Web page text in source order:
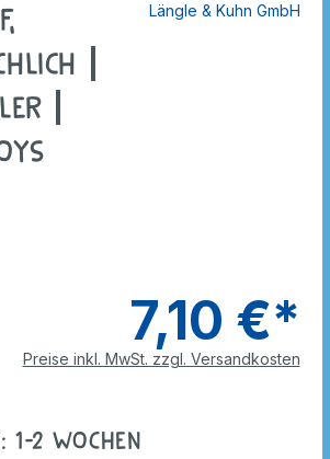
|
|
Längle & Kuhn GmbH
7,10 €*
Preise inkl. MwSt. zzgl. Versandkosten
1-2 Wochen